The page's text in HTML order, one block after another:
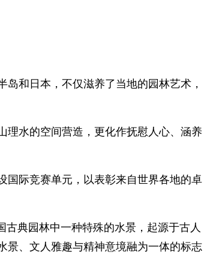
和日本，不仅滋养了当地的园林艺术，
理水的空间营造，更化作抚慰人心、涵养
国际竞赛单元，以表彰来自世界各地的卓
典园林中一种特殊的水景，起源于古人
景、文人雅趣与精神意境融为一体的标志